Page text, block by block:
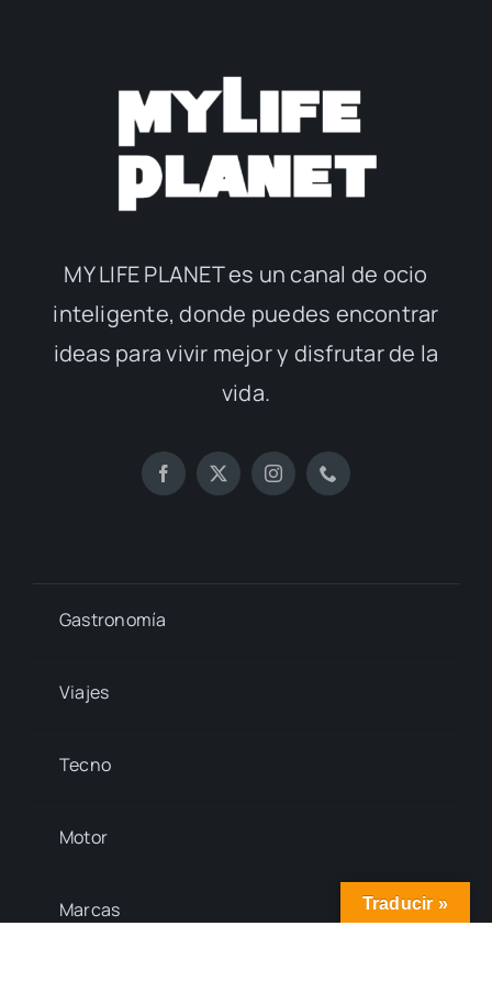
MY LIFE PLANET es un canal de ocio
inteligente, donde puedes encontrar
ideas para vivir mejor y disfrutar de la
vida.
Gastronomía
Viajes
Tecno
Motor
Marcas Traducir »